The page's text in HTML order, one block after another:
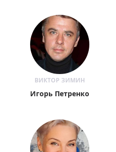
ВИКТОР ЗИМИН
Игорь Петренко